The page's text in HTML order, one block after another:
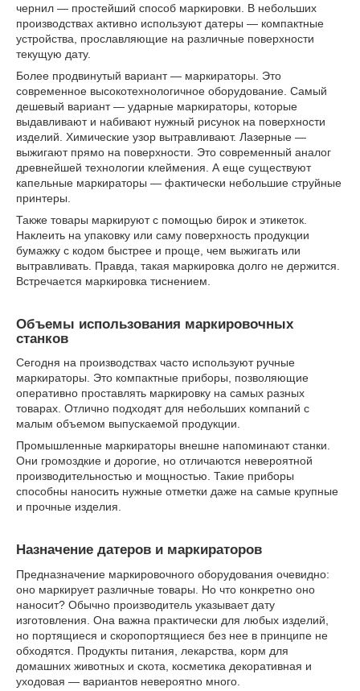
чернил — простейший способ маркировки. В небольших
производствах активно используют датеры — компактные
устройства, прославляющие на различные поверхности
текущую дату.
Более продвинутый вариант — маркираторы. Это
современное высокотехнологичное оборудование. Самый
дешевый вариант — ударные маркираторы, которые
выдавливают и набивают нужный рисунок на поверхности
изделий. Химические узор вытравливают. Лазерные —
выжигают прямо на поверхности. Это современный аналог
древнейшей технологии клеймения. А еще существуют
капельные маркираторы — фактически небольшие струйные
принтеры.
Также товары маркируют с помощью бирок и этикеток.
Наклеить на упаковку или саму поверхность продукции
бумажку с кодом быстрее и проще, чем выжигать или
вытравливать. Правда, такая маркировка долго не держится.
Встречается маркировка тиснением.
Объемы использования маркировочных
станков
Сегодня на производствах часто используют ручные
маркираторы. Это компактные приборы, позволяющие
оперативно проставлять маркировку на самых разных
товарах. Отлично подходят для небольших компаний с
малым объемом выпускаемой продукции.
Промышленные маркираторы внешне напоминают станки.
Они громоздкие и дорогие, но отличаются невероятной
производительностью и мощностью. Такие приборы
способны наносить нужные отметки даже на самые крупные
и прочные изделия.
Назначение датеров и маркираторов
Предназначение маркировочного оборудования очевидно:
оно маркирует различные товары. Но что конкретно оно
наносит? Обычно производитель указывает дату
изготовления. Она важна практически для любых изделий,
но портящиеся и скоропортящиеся без нее в принципе не
обходятся. Продукты питания, лекарства, корм для
домашних животных и скота, косметика декоративная и
уходовая — вариантов невероятно много.